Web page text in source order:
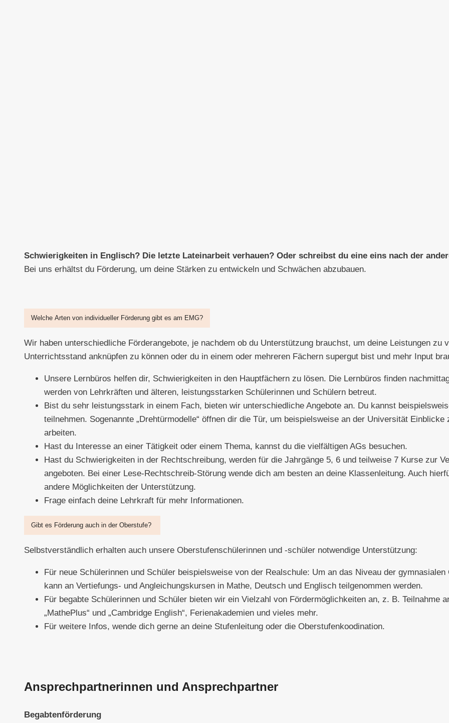
Schwierigkeiten in Englisch? Die letzte Lateinarbeit verhauen? Oder schreibst du eine eins nach der
Bei uns erhältst du Förderung, um deine Stärken zu entwickeln und Schwächen abzubauen.
Welche Arten von individueller Förderung gibt es am EMG?
Wir haben unterschiedliche Förderangebote, je nachdem ob du Unterstützung brauchst, um deine Leistungen zu
Unterrichtsstand anknüpfen zu können oder du in einem oder mehreren Fächern supergut bist und mehr Input
⁠Unsere Lernbüros helfen dir, Schwierigkeiten in den Hauptfächern zu lösen. Die Lernbüros finden
werden von Lehrkräften und älteren, leistungsstarken Schülerinnen und Schülern betreut.
⁠Bist du sehr leistungsstark in einem Fach, bieten wir unterschiedliche Angebote an. Du kannst
teilnehmen. Sogenannte „Drehtürmodelle“ öffnen dir die Tür, um beispielsweise an der Universität
arbeiten.
⁠Hast du Interesse an einer Tätigkeit oder einem Thema, kannst du die vielfältigen AGs besuchen.
⁠Hast du Schwierigkeiten in der Rechtschreibung, werden für die Jahrgänge 5, 6 und teilweise 7 Kurse zur
angeboten. Bei einer Lese-Rechtschreib-Störung wende dich am besten an deine Klassenleitung. Auch
andere Möglichkeiten der Unterstützung.
Frage einfach deine Lehrkraft für mehr Informationen.
Gibt es Förderung auch in der Oberstufe?
Selbstverständlich erhalten auch unsere Oberstufenschülerinnen und -schüler notwendige Unterstützung:
Für neue Schülerinnen und Schüler beispielsweise von der Realschule: Um an das Niveau der
kann an Vertiefungs- und Angleichungskursen in Mathe, Deutsch und Englisch teilgenommen werden.
Für begabte Schülerinnen und Schüler bieten wir ein Vielzahl von Fördermöglichkeiten an, z. B. Teilnahme
„MathePlus“ und „Cambridge English“, Ferienakademien und vieles mehr.
Für weitere Infos, wende dich gerne an deine Stufenleitung oder die Oberstufenkoodination.
Ansprechpartnerinnen und Ansprechpartner
Begabtenförderung